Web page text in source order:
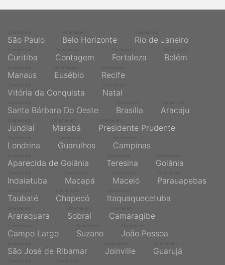
São Paulo Belo Horizonte Rio de Janeiro
Curitiba Contagem Fortaleza Belém
Manaus Eusébio Recife
Vitória da Conquista Natal
Santa Bárbara Do Oeste Brasília Aracaju
Jundiaí Marabá Presidente Prudente
Londrina Guarulhos Campinas
Aparecida de Goiânia Teresina Goiânia
Indaiatuba Macapá Maceió Parauapebas
Taubaté Chapecó Itaquaquecetuba
Araraquara Sobral Camaragibe
Campo Largo Suzano João Pessoa
São José de Ribamar Joinville Guarujá